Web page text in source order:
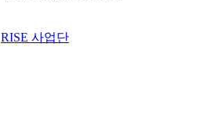
RISE 사업단